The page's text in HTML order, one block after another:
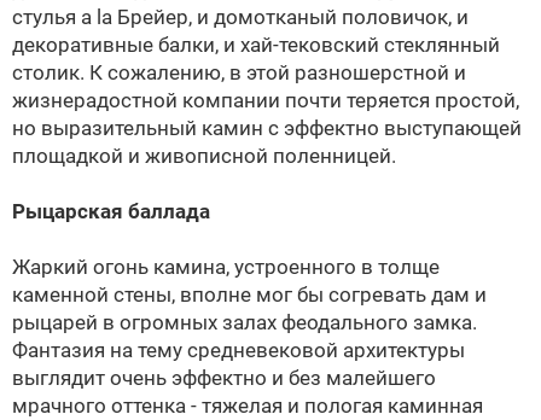
стулья a la Брейер, и домотканый половичок, и
декоративные балки, и хай-тековский стеклянный
столик. К сожалению, в этой разношерстной и
жизнерадостной компании почти теряется простой,
но выразительный камин с эффектно выступающей
площадкой и живописной поленницей.
Рыцарская баллада
Жаркий огонь камина, устроенного в толще
каменной стены, вполне мог бы согревать дам и
рыцарей в огромных залах феодального замка.
Фантазия на тему средневековой архитектуры
выглядит очень эффектно и без малейшего
мрачного оттенка - тяжелая и пологая каминная